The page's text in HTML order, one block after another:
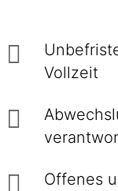
Vollzeit
Offenes